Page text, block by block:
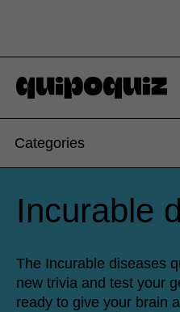
Categories
Incurable
The Incurable diseases
new trivia and test your
ready to give your brain